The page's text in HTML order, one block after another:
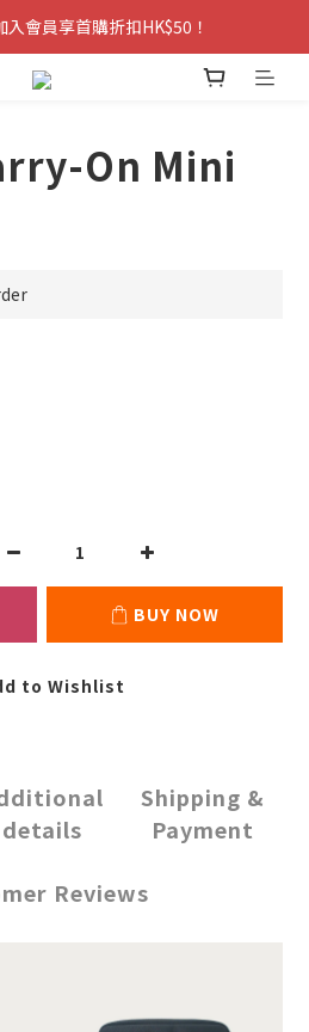
會員享首購折扣HK$50！
On Mini
BUY NOW
to Wishlist
details
Shipping &
Payment
Reviews